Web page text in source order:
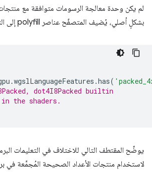
لم يكن وحدة معالجة الرسومات متوافقة مع
بشكلٍ أصلي، يُضيف المتصفّح عناصر polyfill إلى التنفيذ الخاص به.
.wgslLanguageFeatures .has(
dot4I8Packed builtin
the shaders.
يوضِّح المقتطف التالي للاختلاف في التعليمات
لاستخدام منتجات الأعداد الصحيحة المُجمَّعة في